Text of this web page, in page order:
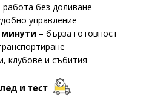
работа без доливане
управление
минути – бърза готовност
клубове и събития